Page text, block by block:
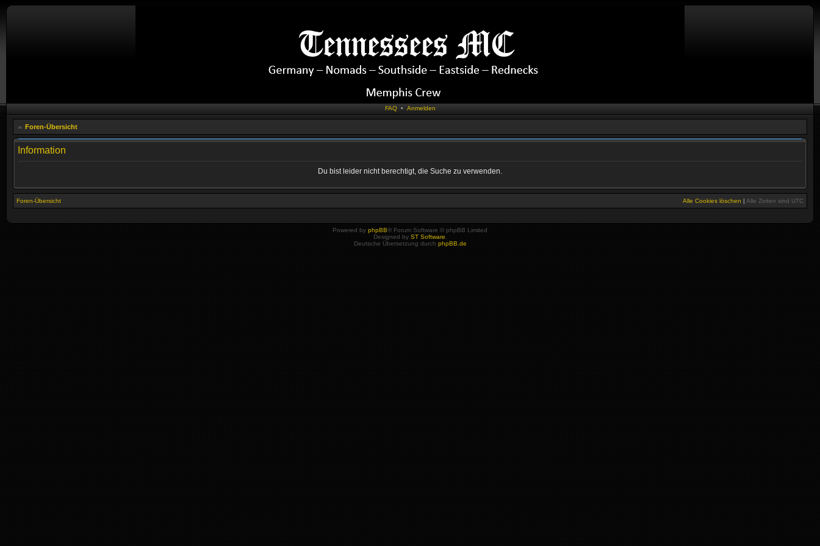
FAQ • Anmelden
Foren-Übersicht
Information
Du bist leider nicht berechtigt, die Suche zu verwenden.
Foren-Übersicht Alle Cookies löschen | Alle Zeiten sind UTC
Powered by phpBB® Forum Software © phpBB Limited
Designed by ST Software
Deutsche Übersetzung durch phpBB.de